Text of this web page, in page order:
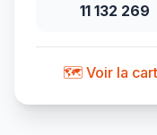
11 132 269
🗺️ Voir la